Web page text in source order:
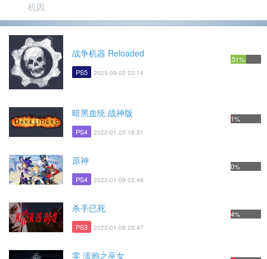
机因
战争机器 Reloaded
PS5 2025-09-02 23:14
51%
暗黑血统 战神版
PS4 2022-01-25 18:31
1%
原神
PS4 2022-01-09 02:48
0%
杀手已死
PS3 2022-01-08 20:47
4%
零 濡鸦之巫女